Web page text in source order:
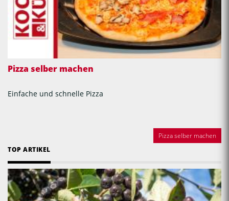
Pizza selber machen
Einfache und schnelle Pizza
Pizza selber machen
TOP ARTIKEL